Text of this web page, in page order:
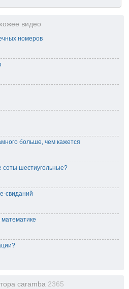
видео
номеров
больше, чем кажется
соты шестиугольные?
свиданий
математике
caramba 2365